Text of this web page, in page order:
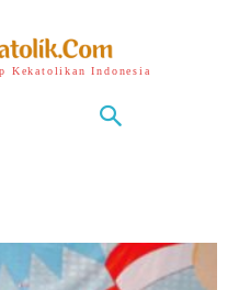
Kekatolikan Indonesia